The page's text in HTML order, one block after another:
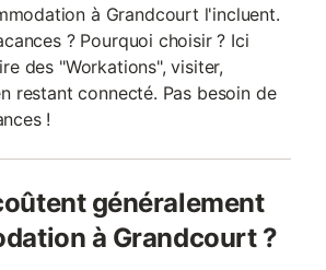
à Grandcourt l'incluent.
? Pourquoi choisir ? Ici
des "Workations", visiter,
restant connecté. Pas besoin de
!
généralement
à Grandcourt ?